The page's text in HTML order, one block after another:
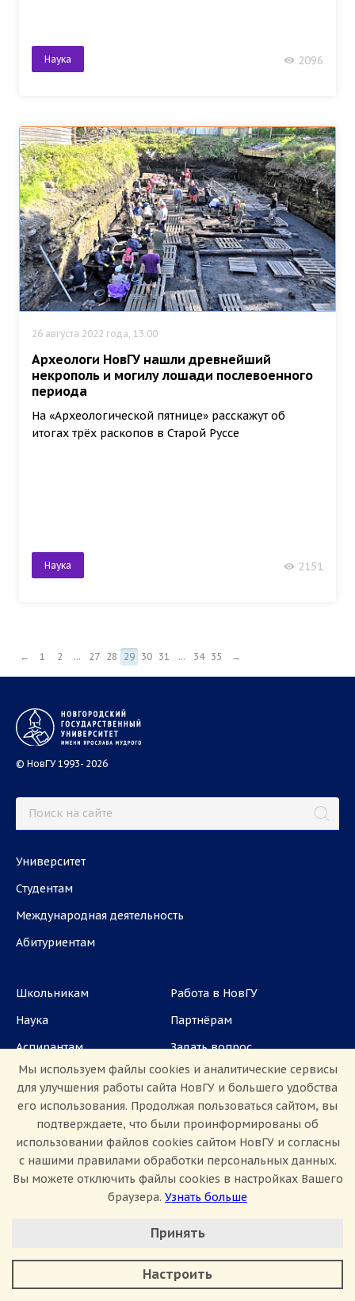
Наука 2096
26 августа 2022 года, 13:00
Археологи НовГУ нашли древнейший
некрополь и могилу лошади послевоенного
периода
На «Археологической пятнице» расскажут об
итогах трёх раскопов в Старой Руссе
Наука 2151
← 1 2 ... 27 28 29 30 31 ... 34 35 →
© НовГУ 1993- 2026
Университет
Студентам
Международная деятельность
Абитуриентам
Школьникам
Наука
Аспирантам
СМИ
Работа в НовГУ
Партнёрам
Задать вопрос
ул. Большая Санкт-Петербургская, 41, каб.
1101, 1103
Приемная комиссия: +7(8162)33-20-44
Сведения об образовательной организации
Мы используем файлы cookies и аналитические сервисы
для улучшения работы сайта НовГУ и большего удобства
его использования. Продолжая пользоваться сайтом, вы
подтверждаете, что были проинформированы об
использовании файлов cookies сайтом НовГУ и согласны
с нашими правилами обработки персональных данных.
Вы можете отключить файлы cookies в настройках Вашего
браузера. Узнать больше
Минимальные
Аналитические/Функциональные
Принять
Настроить